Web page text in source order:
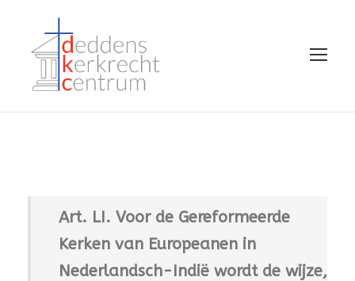
Art. LI. Voor de Gereformeerde
Kerken van Europeanen in
Nederlandsch-Indië wordt de wijze,